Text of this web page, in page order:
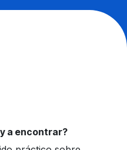
a encontrar?